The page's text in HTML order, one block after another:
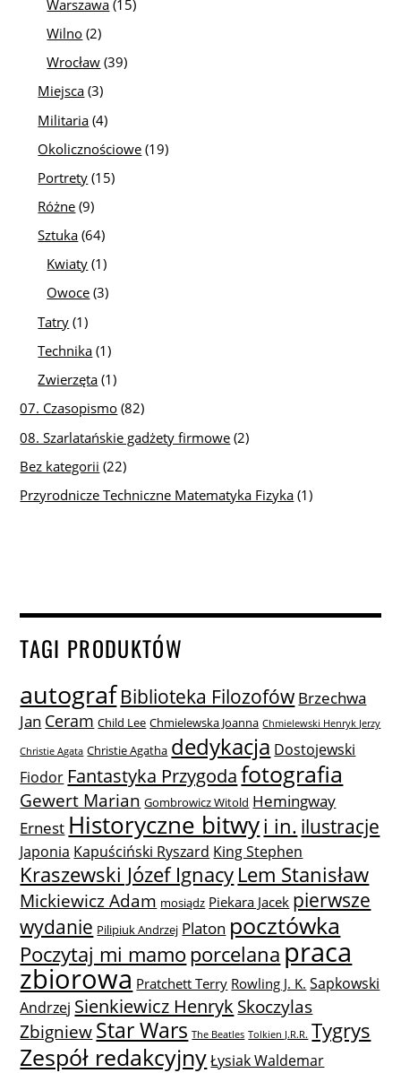
Warszawa (15)
Wilno (2)
Wrocław (39)
Miejsca (3)
Militaria (4)
Okolicznościowe (19)
Portrety (15)
Różne (9)
Sztuka (64)
Kwiaty (1)
Owoce (3)
Tatry (1)
Technika (1)
Zwierzęta (1)
07. Czasopismo (82)
08. Szarlatańskie gadżety firmowe (2)
Bez kategorii (22)
Przyrodnicze Techniczne Matematyka Fizyka (1)
TAGI PRODUKTÓW
autografBiblioteka Filozofów Brzechwa
Jan Ceram Child Lee Chmielewska Joanna Chmielewski Henryk Jerzy
Christie Agata Christie Agatha dedykacja Dostojewski
Fiodor Fantastyka Przygodafotografia
Gewert Marian Gombrowicz Witold Hemingway
Ernest Historyczne bitwyi in. ilustracje
Japonia Kapuściński Ryszard King Stephen
Kraszewski Józef Ignacy Lem Stanisław
Mickiewicz Adam mosiądz Piekara Jacek pierwsze
wydanie Pilipiuk Andrzej Platon pocztówka
Poczytaj mi mamoporcelana praca
zbiorowa Pratchett Terry Rowling J. K. Sapkowski
Andrzej Sienkiewicz Henryk Skoczylas
ZbigniewStar Wars The Beatles Tolkien J.R.R. Tygrys
Zespół redakcyjny Łysiak Waldemar